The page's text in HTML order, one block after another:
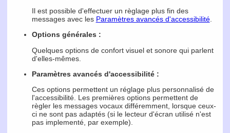
Il est possible d'effectuer un règlage plus fin des
messages avec les Paramètres avancés d'accessibilité.
Options générales :
Quelques options de confort visuel et sonore qui parlent
d'elles-mêmes.
Paramètres avancés d'accessibilité :
Ces options permettent un réglage plus personnalisé de
l'accessibilité. Les premières options permettent de
règler les messages vocaux différemment, lorsque ceux-
ci ne sont pas adaptés (si le lecteur d'écran utilisé n'est
pas implementé, par exemple).